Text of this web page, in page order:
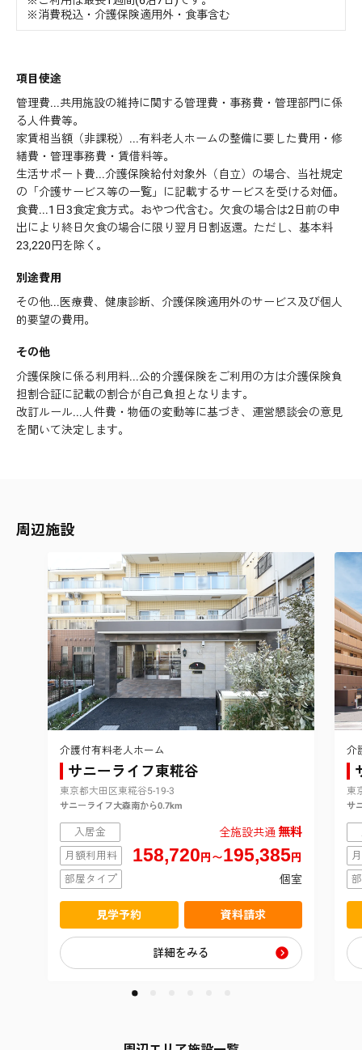
※消費税込・介護保険適用外・食事含む
項目使途
管理費...共用施設の維持に関する管理費・事務費・管理部門に係
る人件費等。
家賃相当額（非課税）...有料老人ホームの整備に要した費用・修
繕費・管理事務費・賃借料等。
生活サポート費...介護保険給付対象外（自立）の場合、当社規定
の「介護サービス等の一覧」に記載するサービスを受ける対価。
食費...1日3食定食方式。おやつ代含む。欠食の場合は2日前の申
出により終日欠食の場合に限り翌月日割返還。ただし、基本料
23,220円を除く。
別途費用
その他...医療費、健康診断、介護保険適用外のサービス及び個人
的要望の費用。
その他
介護保険に係る利用料...公的介護保険をご利用の方は介護保険負
担割合証に記載の割合が自己負担となります。
改訂ルール...人件費・物価の変動等に基づき、運営懇談会の意見
を聞いて決定します。
周辺施設
介護付有料老人ホーム
サニーライフ東糀谷
東京都大田区東糀谷5-19-3
サニーライフ大森南から0.7km
入居金 全施設共通 無料
月額利用料 158,720 円〜195,385円
部屋タイプ 個室
見学予約 資料請求
詳細をみる
介
東
サ